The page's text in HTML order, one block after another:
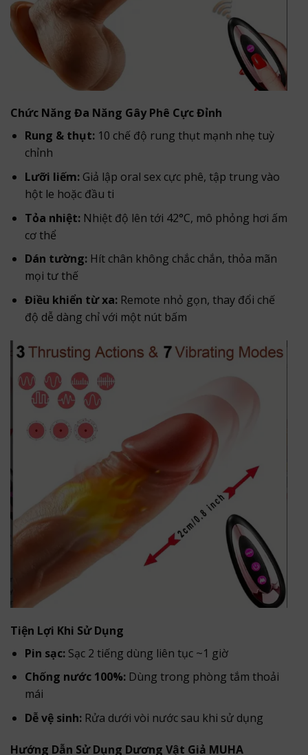
Chức Năng Đa Năng Gây Phê Cực Đỉnh
Rung & thụt:10 chế độ rung thụt mạnh nhẹ tuỳ
chỉnh
Lưỡi liếm:Giả lập oral sex cực phê, tập trung vào
hột le hoặc đầu ti
Tỏa nhiệt:Nhiệt độ lên tới 42°C, mô phỏng hơi ấm
cơ thể
Dán tường:Hít chân không chắc chắn, thỏa mãn
mọi tư thế
Điều khiển từ xa:Remote nhỏ gọn, thay đổi chế
độ dễ dàng chỉ với một nút bấm
Tiện Lợi Khi Sử Dụng
Pin sạc:Sạc 2 tiếng dùng liên tục ~1 giờ
Chống nước 100%:Dùng trong phòng tắm thoải
mái
Dễ vệ sinh:Rửa dưới vòi nước sau khi sử dụng
Hướng Dẫn Sử Dụng Dương Vật Giả MUHA